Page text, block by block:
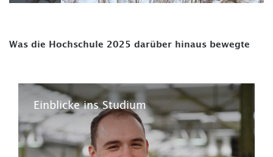
Was die Hochschule 2025 darüber hinaus bewegte
Einblicke ins Studium